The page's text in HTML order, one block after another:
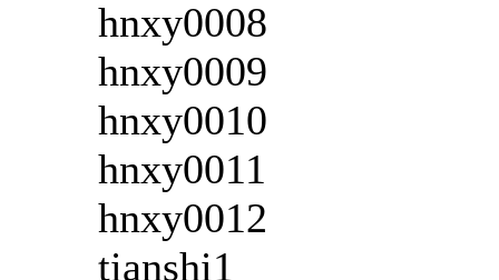
hnxy0008
hnxy0009
hnxy0010
hnxy0011
hnxy0012
tianshi1